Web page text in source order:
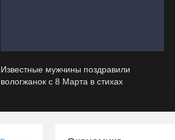
Известные мужчины поздравили
вологжанок с 8 Марта в стихах